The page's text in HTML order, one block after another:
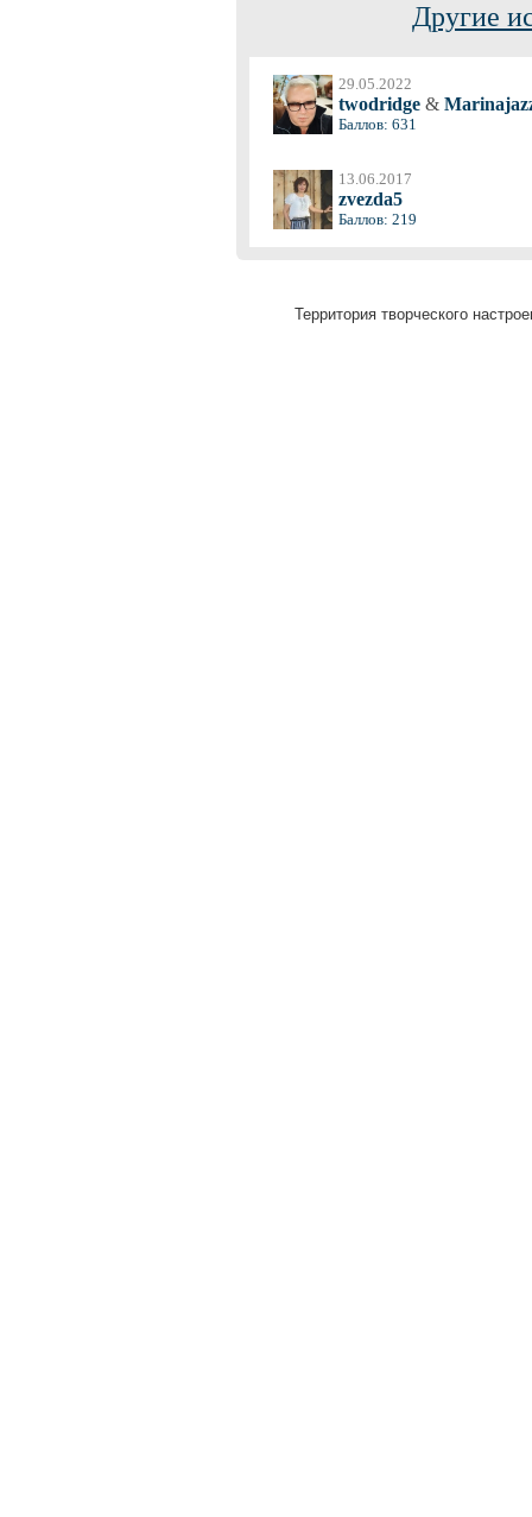
Другие
29.05.2022
twodridge &
Баллов: 631
13.06.2017
zvezda5
Баллов: 219
Территория творческого